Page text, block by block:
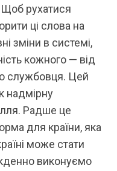
рухатися
ці слова на
зміни в системі,
кожного — від
службовця. Цей
надмірну
Радше це
для країни, яка
може стати
виконуємо